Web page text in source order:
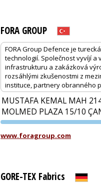
FORA GROUP
FORA Group Defence je
technologií. Společnost vyvíjí
infrastrukturu a zakázková
rozsáhlými zkušenostmi z
instituce, partnery obranného
MUSTAFA KEMAL MAH
MOLMED PLAZA 15/10
www.foragroup.com
GORE-TEX Fabrics